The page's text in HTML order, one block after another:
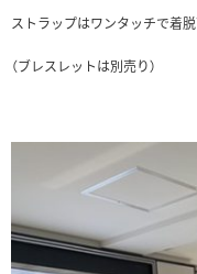
ストラップはワンタッチで着
（ブレスレットは別売り）